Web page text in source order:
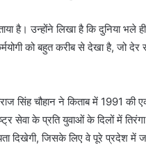
है। उन्होंने लिखा है कि दुनिया भले
को बहुत करीब से देखा है, जो
सिंह चौहान ने किताब में 1991 की
सेवा के प्रति युवाओं के दिलों में
दिखेगी, जिसके लिए वे पूरे प्रदेश में